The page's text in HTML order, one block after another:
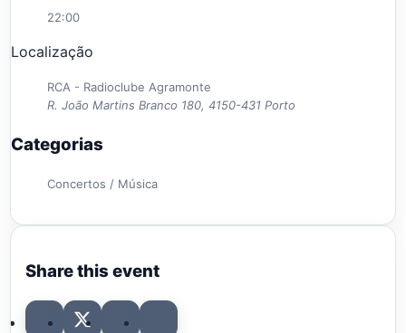
22:00
Localização
RCA - Radioclube Agramonte
R. João Martins Branco 180, 4150-431 Porto
Categorias
Concertos / Música
Share this event